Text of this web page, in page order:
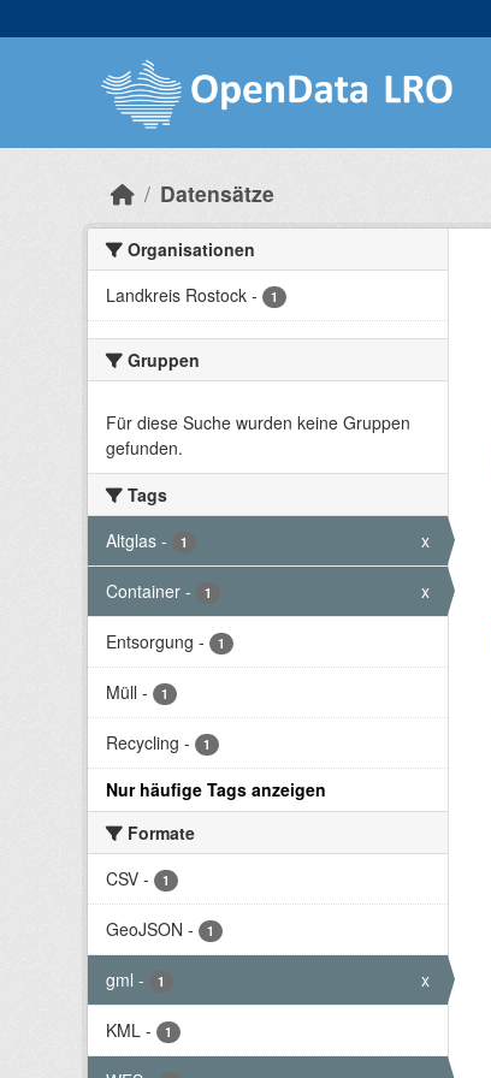
Datensätze
Organisationen
Landkreis Rostock - 1
Gruppen
Für diese Suche wurden keine Gruppen
gefunden.
Tags
Altglas - 1 x
Container - 1 x
Entsorgung - 1
Müll - 1
Recycling - 1
Nur häufige Tags anzeigen
Formate
CSV - 1
GeoJSON - 1
gml - 1 x
KML - 1